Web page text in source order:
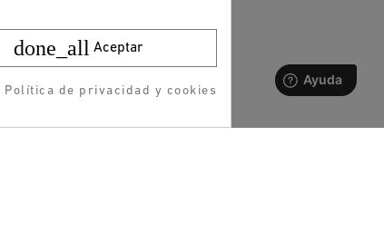
done_all Aceptar
Política de privacidad y cookies